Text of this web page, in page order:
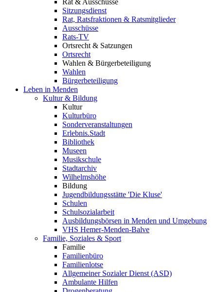
Rat & Ausschüsse
Sitzungsdienst
Rat, Ratsfraktionen & Ratsmitglieder
Ausschüsse
Rats-TV
Ortsrecht & Satzungen
Ortsrecht
Wahlen & Bürgerbeteiligung
Wahlen
Bürgerbeteiligung
Leben in Menden
Kultur & Bildung
Kultur
Kulturbüro
Sonderveranstaltungen
Erlebnis.Stadt
Bibliothek
Museen
Musikschule
Stadtarchiv
Wilhelmshöhe
Bildung
Jugendbildungsstätte 'Die Kluse'
Schulen
Schulsozialarbeit
Ausbildungsbörsen in Menden und Umgebung
VHS Hemer-Menden-Balve
Familie, Soziales & Sport
Familie
Familienbüro
Familienlotse
Allgemeiner Sozialer Dienst (ASD)
Ambulante Hilfen